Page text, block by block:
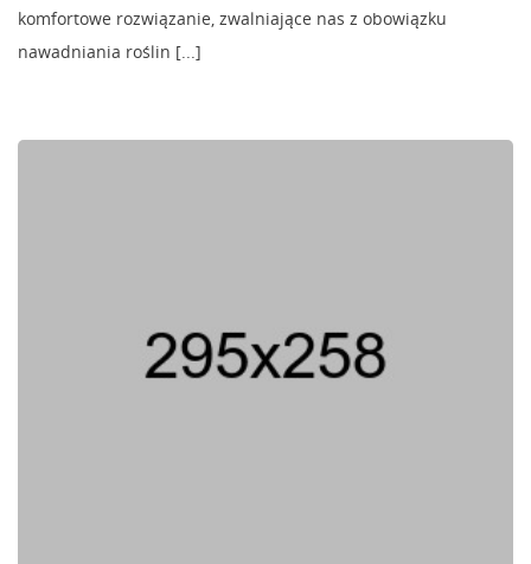
komfortowe rozwiązanie, zwalniające nas z obowiązku
nawadniania roślin [...]